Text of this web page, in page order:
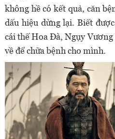
không hề có kết quả, căn
dấu hiệu dừng lại. Biết
cái thế Hoa Đà, Ngụy
về để chữa bệnh cho mình.